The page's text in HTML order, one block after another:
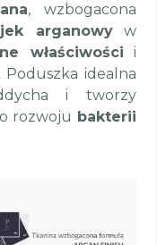
, wzbogacona
arganowyw
właściwości i
Poduszka idealna
i tworzy
rozwoju bakterii